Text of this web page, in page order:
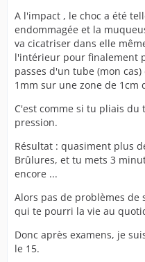
A l'impact , le choc a été
endommagée et la
va cicatriser dans elle
l'intérieur pour finalement
passes d'un tube (mon
1mm sur une zone de 1cm
C'est comme si tu pliais du
pression.
Résultat : quasiment plus
Brûlures, et tu mets 3
encore ...
Alors pas de problèmes
qui te pourri la vie au
Donc après examens, je
le 15.